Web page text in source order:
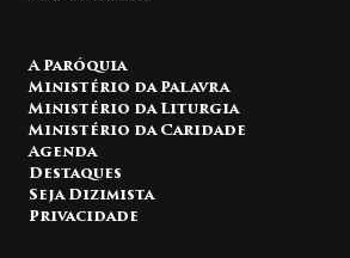
A Paróquia
Ministério da Palavra
Ministério da Liturgia
Ministério da Caridade
Agenda
Destaques
Seja Dizimista
Privacidade